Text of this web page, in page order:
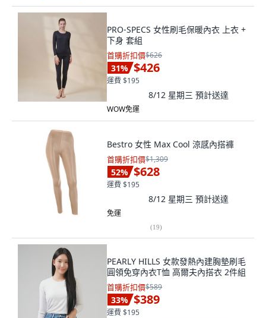
PRO-SPECS 女性刷毛保暖內衣 上衣 +
下身 套組
首購折扣價$626
31% $426
運費 $195
8/12 星期三 預計送達
WOW免運
Bestro 女性 Max Cool 涼感內搭褲
首購折扣價$1,309
52% $628
運費 $195
8/12 星期三 預計送達
免運
(19)
PEARLY HILLS 女款發熱內建胸墊刷毛
圓領免穿內衣T恤 高爾夫內搭衣 2件組
首購折扣價$589
33% $389
運費 $195